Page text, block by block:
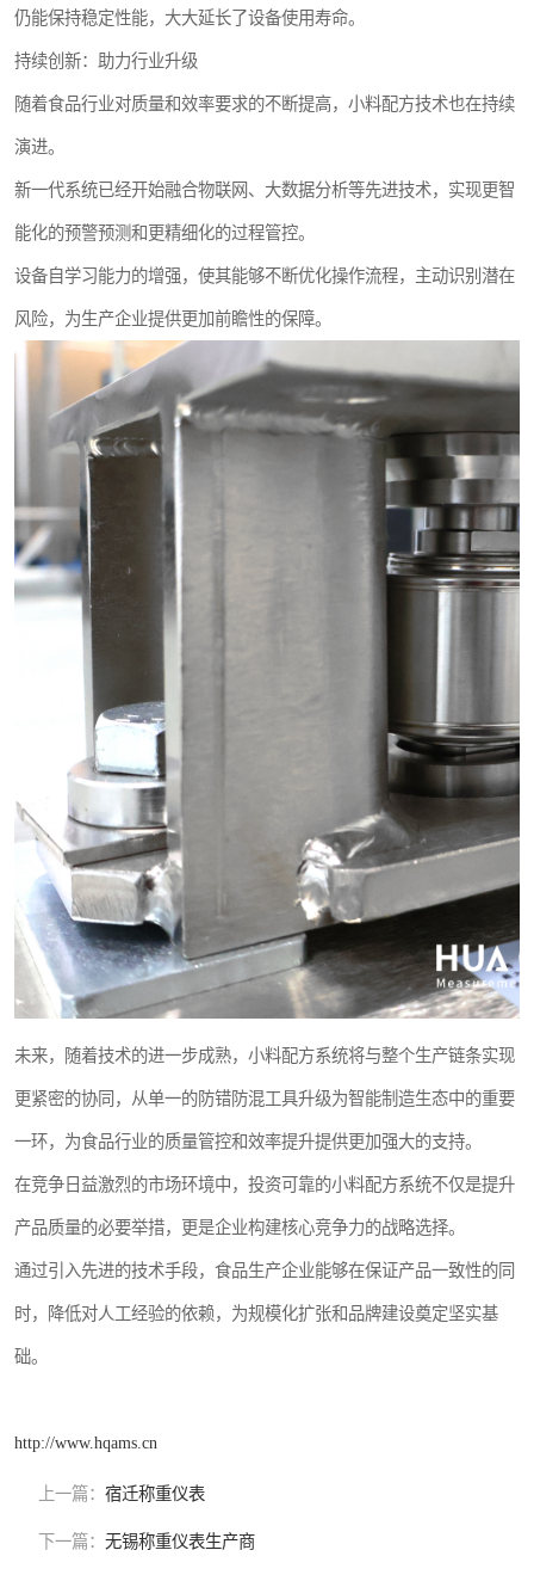
仍能保持稳定性能，大大延长了设备使用寿命。
持续创新：助力行业升级
随着食品行业对质量和效率要求的不断提高，小料配方技术也在持续
演进。
新一代系统已经开始融合物联网、大数据分析等先进技术，实现更智
能化的预警预测和更精细化的过程管控。
设备自学习能力的增强，使其能够不断优化操作流程，主动识别潜在
风险，为生产企业提供更加前瞻性的保障。
未来，随着技术的进一步成熟，小料配方系统将与整个生产链条实现
更紧密的协同，从单一的防错防混工具升级为智能制造生态中的重要
一环，为食品行业的质量管控和效率提升提供更加强大的支持。
在竞争日益激烈的市场环境中，投资可靠的小料配方系统不仅是提升
产品质量的必要举措，更是企业构建核心竞争力的战略选择。
通过引入先进的技术手段，食品生产企业能够在保证产品一致性的同
时，降低对人工经验的依赖，为规模化扩张和品牌建设奠定坚实基
础。
http://www.hqams.cn
上一篇： 宿迁称重仪表
下一篇： 无锡称重仪表生产商